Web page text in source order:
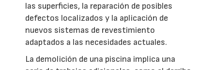
las superficies, la reparación de posibles
defectos localizados y la aplicación de
nuevos sistemas de revestimiento
adaptados a las necesidades actuales.
La demolición de una piscina implica una